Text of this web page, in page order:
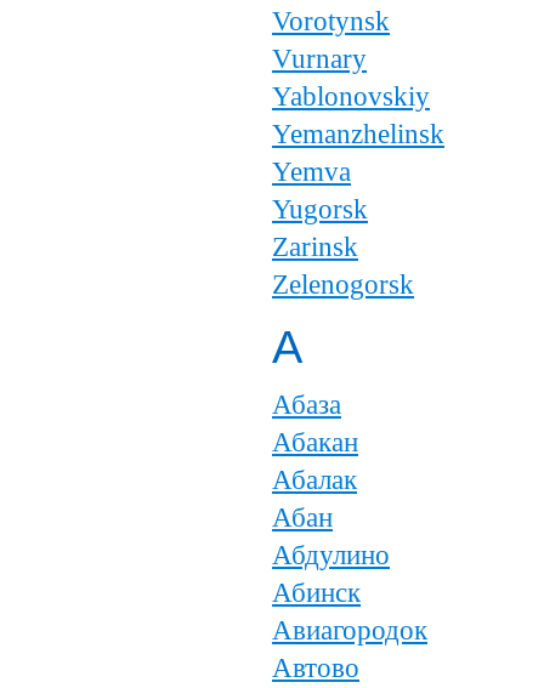
Vorotynsk
Vurnary
Yablonovskiy
Yemanzhelinsk
Yemva
Yugorsk
Zarinsk
Zelenogorsk
А
Абаза
Абакан
Абалак
Абан
Абдулино
Абинск
Авиагородок
Автово